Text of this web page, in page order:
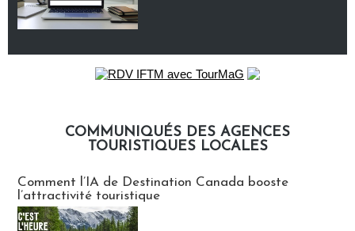
COMMUNIQUÉS DES AGENCES
TOURISTIQUES LOCALES
Comment l’IA de Destination Canada booste
l’attractivité touristique